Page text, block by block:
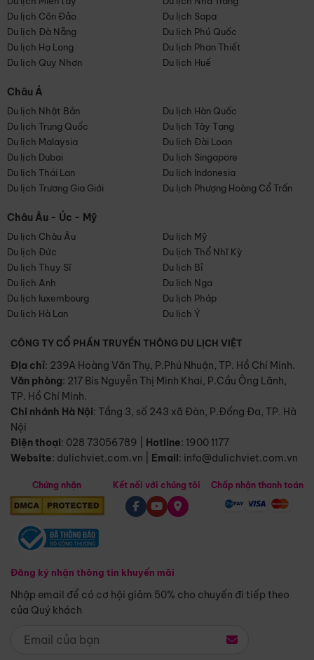
Du lịch Côn Đảo
Du lịch Sapa
Du lịch Đà Nẵng
Du lịch Phú Quốc
Du lịch Hạ Long
Du lịch Phan Thiết
Du lịch Quy Nhơn
Du lịch Huế
Châu Á
Du lịch Nhật Bản
Du lịch Hàn Quốc
Du lịch Trung Quốc
Du lịch Tây Tạng
Du lịch Malaysia
Du lịch Đài Loan
Du lịch Dubai
Du lịch Singapore
Du lịch Thái Lan
Du lịch Indonesia
Du lịch Trương Gia Giới
Du lịch Phượng Hoàng Cổ Trấn
Châu Âu - Úc - Mỹ
Du lịch Châu Âu
Du lịch Mỹ
Du lịch Đức
Du lịch Thổ Nhĩ Kỳ
Du lịch Thụy Sĩ
Du lịch Bỉ
Du lịch Anh
Du lịch Nga
Du lịch luxembourg
Du lịch Pháp
Du lịch Hà Lan
Du lịch Ý
CÔNG TY CỔ PHẦN TRUYỀN THÔNG DU LỊCH VIỆT
Địa chỉ: 239A Hoàng Văn Thụ, P.Phú Nhuận, TP. Hồ Chí Minh.
Văn phòng: 217 Bis Nguyễn Thị Minh Khai, P.Cầu Ông Lãnh,
TP. Hồ Chí Minh.
Chi nhánh Hà Nội: Tầng 3, số 243 xã Đàn, P.Đống Đa, TP. Hà
Nội
Điện thoại: 028 73056789 Hotline: 1900 1177
Website: dulichviet.com.vn Email: info@dulichviet.com.vn
Chứng nhận
Đăng ký nhận thông tin khuyến mãi
Nhập email để có cơ hội giảm 50% cho chuyến đi tiếp theo
của Quý khách
Kết nối với chúng tôi Chấp nhận thanh toán